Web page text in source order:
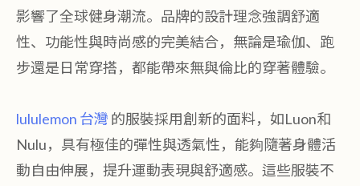
影響了全球健身潮流。品牌的設計理念強調舒適
性、功能性與時尚感的完美結合，無論是瑜伽、跑
步還是日常穿搭，都能帶來無與倫比的穿著體驗。
lululemon 台灣 的服裝採用創新的面料，如Luon和
Nulu，具有極佳的彈性與透氣性，能夠隨著身體活
動自由伸展，提升運動表現與舒適感。這些服裝不